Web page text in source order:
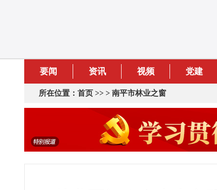
要闻 资讯 视频 党建
所在位置： 首页 >> > 南平市林业之窗